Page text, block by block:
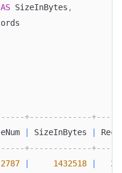
AS SizeInBytes ,
+-------------
SizeInBytes
+-------------
2787 1432518